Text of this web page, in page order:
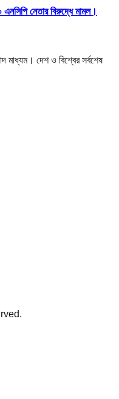
এনসিপি নেতার বিরুদ্ধে মামল।
মাধ্যম। দেশ ও বিশ্বের সর্বশেষ